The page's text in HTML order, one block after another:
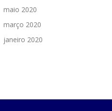
maio 2020
março 2020
janeiro 2020